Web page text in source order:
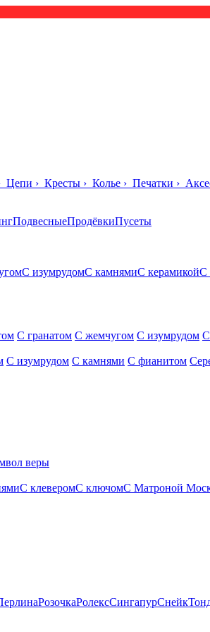
Цепи › Кресты › Колье › Печатки ›
ПодвесныеПродёвкиПусеты
С изумрудомС камнямиС керамикойС
С гранатом С жемчугом С изумрудом
С изумрудом С камнями С фианитом
веры
С клеверомС ключомС Матроной
РозочкаРолексСингапурСнейк